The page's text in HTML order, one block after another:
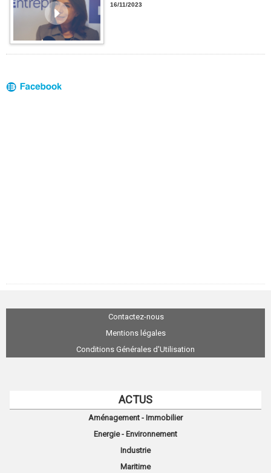
16/11/2023
Contactez-nous
Mentions légales
Conditions Générales d'Utilisation
ACTUS
Aménagement - Immobilier
Energie - Environnement
Industrie
Maritime